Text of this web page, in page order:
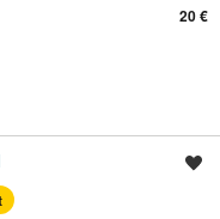
20 €